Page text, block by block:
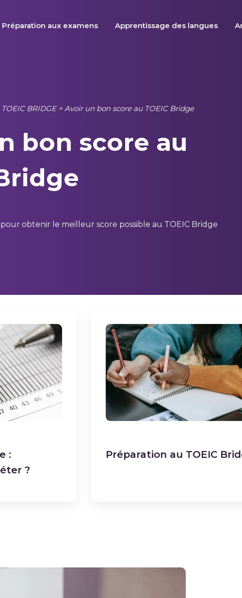
Préparation aux examens Apprentissage des langues
TOEIC BRIDGE> Avoir un bon score au TOEIC Bridge
bon score au
obtenir le meilleur score possible au TOEIC Bridge
:
?
Préparation au TOEIC